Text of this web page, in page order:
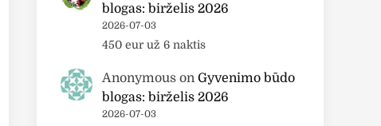
blogas: birželis 2026
2026-07-03
450 eur už 6 naktis
Anonymous on Gyvenimo būdo
blogas: birželis 2026
2026-07-03